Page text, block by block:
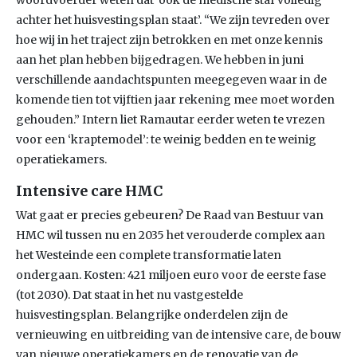
achter het huisvestingsplan staat’. “We zijn tevreden over
hoe wij in het traject zijn betrokken en met onze kennis
aan het plan hebben bijgedragen. We hebben in juni
verschillende aandachtspunten meegegeven waar in de
komende tien tot vijftien jaar rekening mee moet worden
gehouden.” Intern liet Ramautar eerder weten te vrezen
voor een ‘kraptemodel’: te weinig bedden en te weinig
operatiekamers.
Intensive care HMC
Wat gaat er precies gebeuren? De Raad van Bestuur van
HMC wil tussen nu en 2035 het verouderde complex aan
het Westeinde een complete transformatie laten
ondergaan. Kosten: 421 miljoen euro voor de eerste fase
(tot 2030). Dat staat in het nu vastgestelde
huisvestingsplan. Belangrijke onderdelen zijn de
vernieuwing en uitbreiding van de intensive care, de bouw